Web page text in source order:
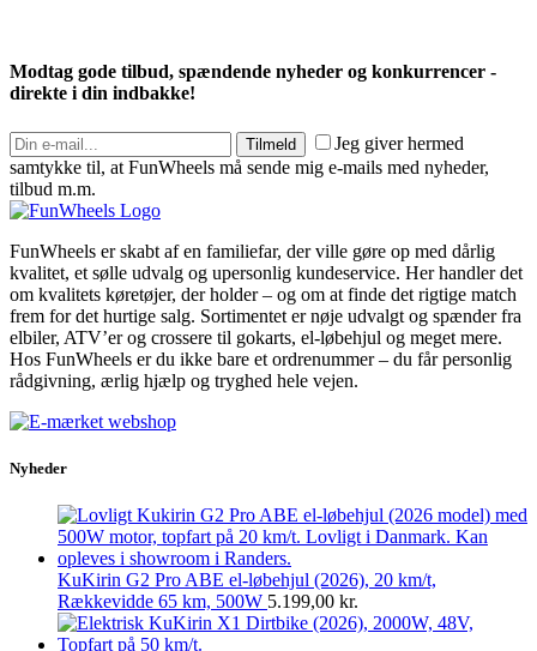
Modtag gode tilbud, spændende nyheder og konkurrencer -
direkte i din indbakke!
Tilmeld
Jeg giver hermed
samtykke til, at FunWheels må sende mig e-mails med nyheder,
tilbud m.m.
FunWheels er skabt af en familiefar, der ville gøre op med dårlig
kvalitet, et sølle udvalg og upersonlig kundeservice. Her handler det
om kvalitets køretøjer, der holder – og om at finde det rigtige match
frem for det hurtige salg. Sortimentet er nøje udvalgt og spænder fra
elbiler, ATV’er og crossere til gokarts, el-løbehjul og meget mere.
Hos FunWheels er du ikke bare et ordrenummer – du får personlig
rådgivning, ærlig hjælp og tryghed hele vejen.
Nyheder
KuKirin G2 Pro ABE el-løbehjul (2026), 20 km/t,
Rækkevidde 65 km, 500W 5.199,00 kr.